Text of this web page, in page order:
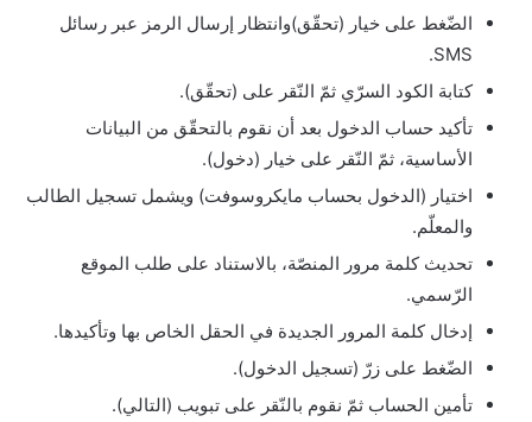
الضّغط على خيار (تحقّق)وانتظار إرسال الرمز عبر رسائل
SMS.
كتابة الكود السرّي ثمّ النّقر على (تحقّق).
تأكيد حساب الدخول بعد أن نقوم بالتحقّق من البيانات
الأساسية، ثمّ النّقر على خيار (دخول).
اختيار (الدخول بحساب مايكروسوفت) ويشمل تسجيل الطالب
والمعلّم.
تحديث كلمة مرور المنصّة، بالاستناد على طلب الموقع
الرّسمي.
إدخال كلمة المرور الجديدة في الحقل الخاص بها وتأكيدها.
الضّغط على زرّ (تسجيل الدخول).
تأمين الحساب ثمّ نقوم بالنّقر على تبويب (التالي).